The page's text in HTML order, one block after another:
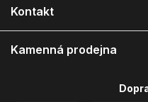
Kontakt
Kamenná prodejna